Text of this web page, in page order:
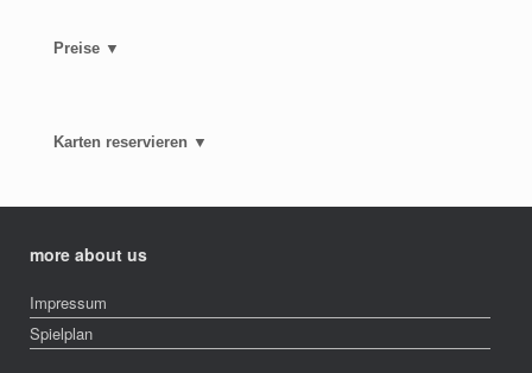
Preise ▼
Karten reservieren ▼
more about us
Impressum
Spielplan